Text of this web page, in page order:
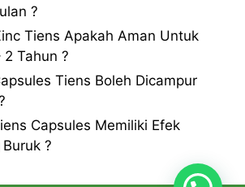
?
Tiens Apakah Aman Untuk
2 Tahun ?
Tiens Boleh Dicampur
Capsules Memiliki Efek
?